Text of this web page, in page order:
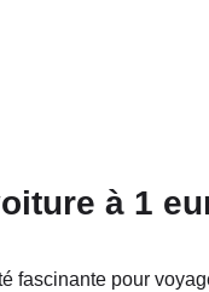
à 1
fascinante pour